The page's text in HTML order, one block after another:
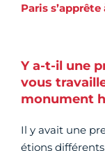
Paris
Y a-t-il une
vous
monument
Il y avait une
étions